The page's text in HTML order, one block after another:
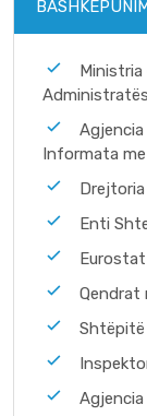
Administratës
Informata
Enti
Eurostat
Qendrat
Shtëpitë